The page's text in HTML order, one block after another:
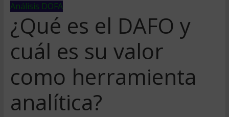
Análisis DOFA
¿Qué es el DAFO y
cuál es su valor
como herramienta
analítica?